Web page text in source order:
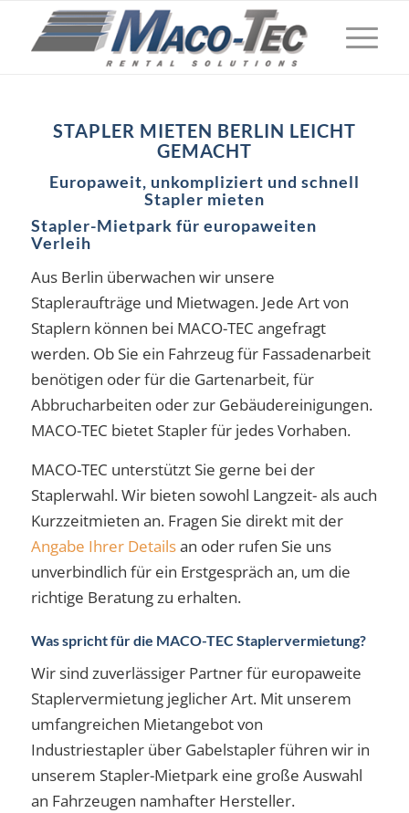
STAPLER MIETEN BERLIN LEICHT
GEMACHT
Europaweit, unkompliziert und schnell
Stapler mieten
Stapler-Mietpark für europaweiten
Verleih
Aus Berlin überwachen wir unsere
Stapleraufträge und Mietwagen. Jede Art von
Staplern können bei MACO-TEC angefragt
werden. Ob Sie ein Fahrzeug für Fassadenarbeit
benötigen oder für die Gartenarbeit, für
Abbrucharbeiten oder zur Gebäudereinigungen.
MACO-TEC bietet Stapler für jedes Vorhaben.
MACO-TEC unterstützt Sie gerne bei der
Staplerwahl. Wir bieten sowohl Langzeit- als auch
Kurzzeitmieten an. Fragen Sie direkt mit der
Angabe Ihrer Detailsan oder rufen Sie uns
unverbindlich für ein Erstgespräch an, um die
richtige Beratung zu erhalten.
Was spricht für die MACO-TEC Staplervermietung?
Wir sind zuverlässiger Partner für europaweite
Staplervermietung jeglicher Art. Mit unserem
umfangreichen Mietangebot von
Industriestapler über Gabelstapler führen wir in
unserem Stapler-Mietpark eine große Auswahl
an Fahrzeugen namhafter Hersteller.